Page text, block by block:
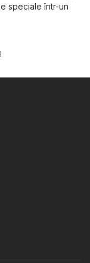
speciale într-un